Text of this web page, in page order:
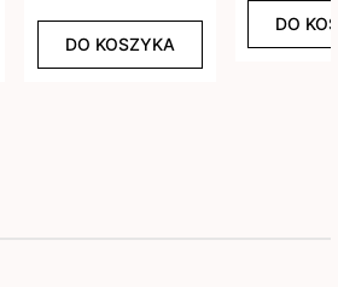
DO KOSZYKA
DO